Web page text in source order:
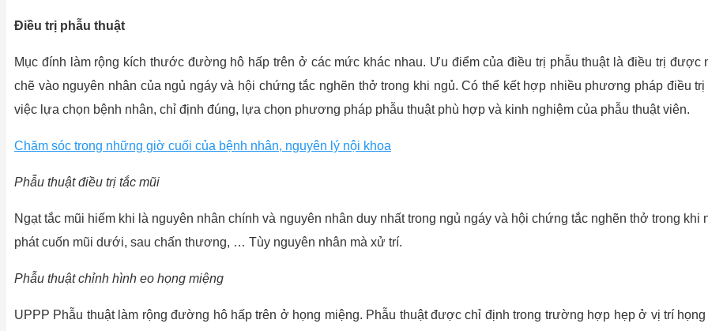
Điều trị phẫu thuật
Mục đính làm rộng kích thước đường hô hấp trên ở các mức khác nhau. Ưu điểm của điều trị phẫu thuật là điều trị được
chẽ vào nguyên nhân của ngủ ngáy và hội chứng tắc nghẽn thở trong khi ngủ. Có thể kết hợp nhiều phương pháp điều
việc lựa chọn bệnh nhân, chỉ định đúng, lựa chọn phương pháp phẫu thuật phù hợp và kinh nghiệm của phẫu thuật viên.
Chăm sóc trong những giờ cuối của bệnh nhân, nguyên lý nội khoa
Phẫu thuật điều trị tắc mũi
Ngạt tắc mũi hiếm khi là nguyên nhân chính và nguyên nhân duy nhất trong ngủ ngáy và hội chứng tắc nghẽn thở trong
phát cuốn mũi dưới, sau chấn thương, … Tùy nguyên nhân mà xử trí.
Phẫu thuật chỉnh hình eo họng miệng
UPPP Phẫu thuật làm rộng đường hô hấp trên ở họng miệng. Phẫu thuật được chỉ định trong trường hợp hẹp ở vị trí